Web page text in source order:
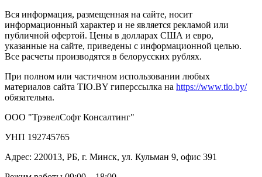
Вся информация, размещенная на сайте, носит
информационный характер и не является рекламой или
публичной офертой. Цены в долларах США и евро,
указанные на сайте, приведены с информационной целью.
Все расчеты производятся в белорусских рублях.
При полном или частичном использовании любых
материалов сайта TIO.BY гиперссылка на https://www.tio.by/
обязательна.
ООО "ТрэвелСофт Консалтинг"
УНП 192745765
Адрес: 220013, РБ, г. Минск, ул. Кульман 9, офис 391